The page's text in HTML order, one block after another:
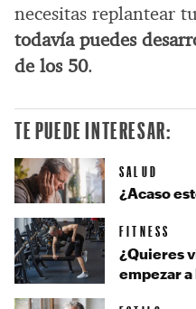
necesitas replantear
todavía puedes
de los 50.
TE PUEDE INTERESAR:
SALUD
¿Acaso
FITNESS
¿Quieres
empezar a